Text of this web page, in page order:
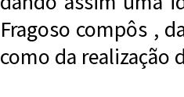
Fragoso compôs ,
como da realização